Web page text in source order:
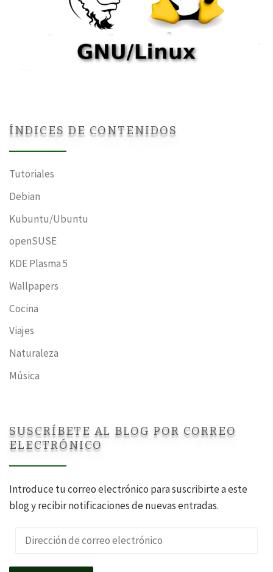
ÍNDICES DE CONTENIDOS
Tutoriales
Debian
Kubuntu/Ubuntu
openSUSE
KDE Plasma 5
Wallpapers
Cocina
Viajes
Naturaleza
Música
SUSCRÍBETE AL BLOG POR CORREO
ELECTRÓNICO
Introduce tu correo electrónico para suscribirte a este
blog y recibir notificaciones de nuevas entradas.
Dirección de correo electrónico